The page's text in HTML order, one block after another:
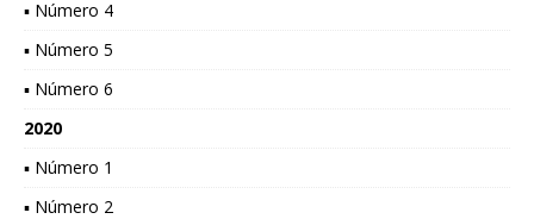
▪ Número 4
▪ Número 5
▪ Número 6
2020
▪ Número 1
▪ Número 2